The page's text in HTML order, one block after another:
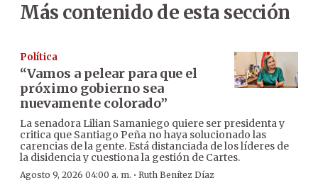
Más contenido de esta sección
Política
“Vamos a pelear para que el
próximo gobierno sea
nuevamente colorado”
La senadora Lilian Samaniego quiere ser presidenta y
critica que Santiago Peña no haya solucionado las
carencias de la gente. Está distanciada de los líderes de
la disidencia y cuestiona la gestión de Cartes.
Agosto 9, 2026 04:00 a. m. · Ruth Benítez Díaz